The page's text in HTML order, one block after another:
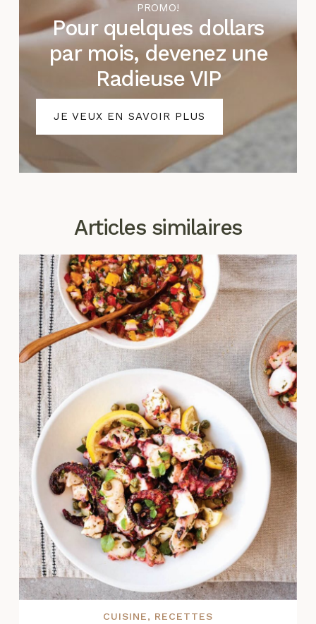
PROMO!
Pour quelques dollars
par mois, devenez une
Radieuse VIP
JE VEUX EN SAVOIR PLUS
Articles similaires
CUISINE, RECETTES